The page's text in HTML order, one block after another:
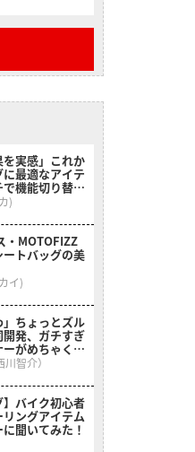
を実感」これか
最適なアイテ
機能切り替え
モトベル］を
)
・MOTOFIZZ
トバッグの美
イ)
ちょっとズル
発、ガチすぎ
がめちゃくち
智介）
】バイク初心者
ングアイテム
聞いてみた！